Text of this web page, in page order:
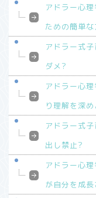
アドラー心
ための簡単
アドラー式
ダメ?
アドラー心
り理解を深め
アドラー式
出し禁止?
アドラー心
が自分を成